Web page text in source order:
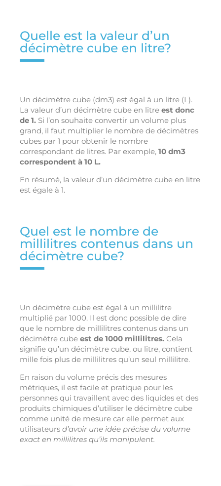
Quelle est la valeur d’un
décimètre cube en litre?
Un décimètre cube (dm3) est égal à un litre (L).
La valeur d’un décimètre cube en litre est donc
de 1. Si l’on souhaite convertir un volume plus
grand, il faut multiplier le nombre de décimètres
cubes par 1 pour obtenir le nombre
correspondant de litres. Par exemple, 10 dm3
correspondent à 10 L.
En résumé, la valeur d’un décimètre cube en litre
est égale à 1.
Quel est le nombre de
millilitres contenus dans un
décimètre cube?
Un décimètre cube est égal à un millilitre
multiplié par 1000. Il est donc possible de dire
que le nombre de millilitres contenus dans un
décimètre cube est de 1000 millilitres. Cela
signifie qu’un décimètre cube, ou litre, contient
mille fois plus de millilitres qu’un seul millilitre.
En raison du volume précis des mesures
métriques, il est facile et pratique pour les
personnes qui travaillent avec des liquides et des
produits chimiques d’utiliser le décimètre cube
comme unité de mesure car elle permet aux
utilisateurs d’avoir une idée précise du volume
exact en millilitres qu’ils manipulent.